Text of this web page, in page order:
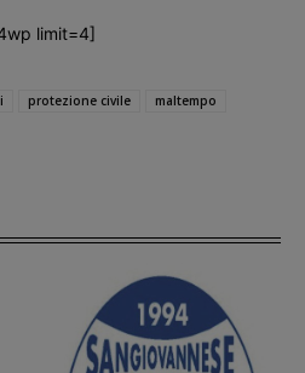
limit=4]
protezione civile maltempo